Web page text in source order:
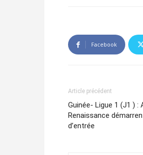
Facebook
Article précédent
Guinée- Ligue 1 (J1 ) :
Renaissance
d’entrée